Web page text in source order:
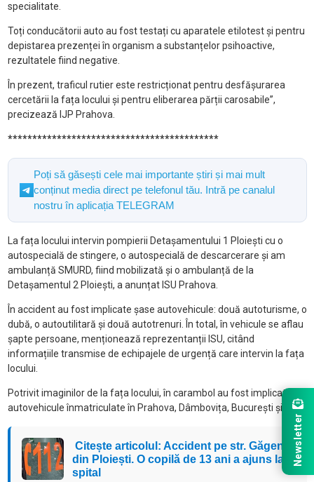
specialitate.
Toți conducătorii auto au fost testați cu aparatele etilotest și pentru
depistarea prezenței în organism a substanțelor psihoactive,
rezultatele fiind negative.
În prezent, traficul rutier este restricționat pentru desfășurarea
cercetării la fața locului și pentru eliberarea părții carosabile”,
precizează IJP Prahova.
*******************************************
Poți să găsești cele mai importante știri și mai mult
conținut media direct pe telefonul tău. Intră pe canalul
nostru în aplicația TELEGRAM
La fața locului intervin pompierii Detașamentului 1 Ploiești cu o
autospecială de stingere, o autospecială de descarcerare și am
ambulanță SMURD, fiind mobilizată și o ambulanță de la
Detașamentul 2 Ploiești, a anunțat ISU Prahova.
În accident au fost implicate șase autovehicule: două autoturisme, o
dubă, o autoutilitară și două autotrenuri. În total, în vehicule se aflau
șapte persoane, menționează reprezentanții ISU, citând
informațiile transmise de echipajele de urgență care intervin la fața
locului.
Potrivit imaginilor de la fața locului, în carambol au fost implicate
autovehicule înmatriculate în Prahova, Dâmbovița, București și Ilfov.
Citește articolul: Accident pe str. Găgeni
din Ploiești. O copilă de 13 ani a ajuns la
spital
Newsletter